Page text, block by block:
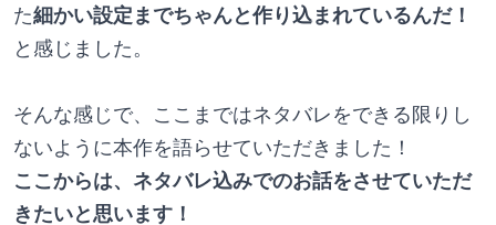
た細かい設定までちゃんと作り込まれているんだ！
と感じました。
そんな感じで、ここまではネタバレをできる限りし
ないように本作を語らせていただきました！
ここからは、ネタバレ込みでのお話をさせていただ
きたいと思います！